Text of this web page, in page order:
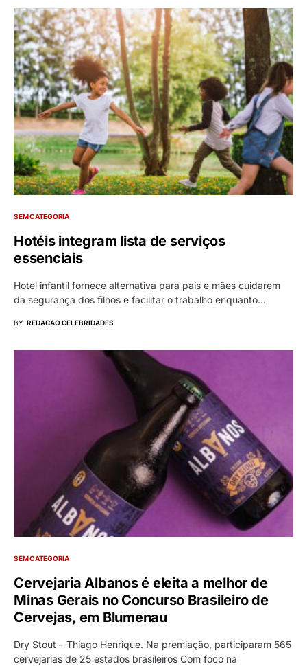
SEM CATEGORIA
Hotéis integram lista de serviços
essenciais
Hotel infantil fornece alternativa para pais e mães cuidarem
da segurança dos filhos e facilitar o trabalho enquanto…
BY REDACAO CELEBRIDADES
SEM CATEGORIA
Cervejaria Albanos é eleita a melhor de
Minas Gerais no Concurso Brasileiro de
Cervejas, em Blumenau
Dry Stout – Thiago Henrique. Na premiação, participaram 565
cervejarias de 25 estados brasileiros Com foco na